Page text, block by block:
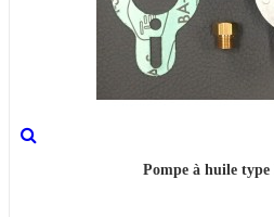
Pompe à huile